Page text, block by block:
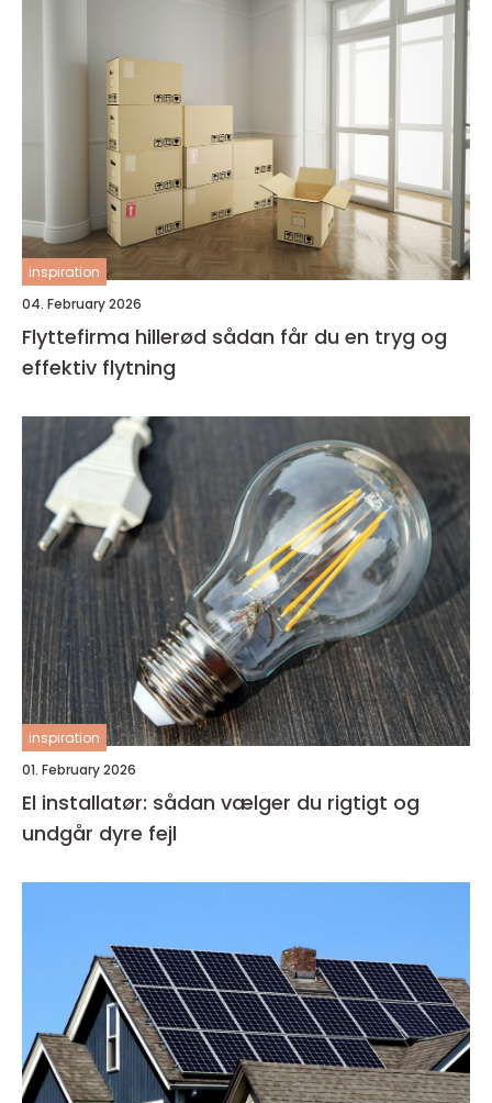
inspiration
04. February 2026
Flyttefirma hillerød sådan får du en tryg og
effektiv flytning
inspiration
01. February 2026
El installatør: sådan vælger du rigtigt og
undgår dyre fejl